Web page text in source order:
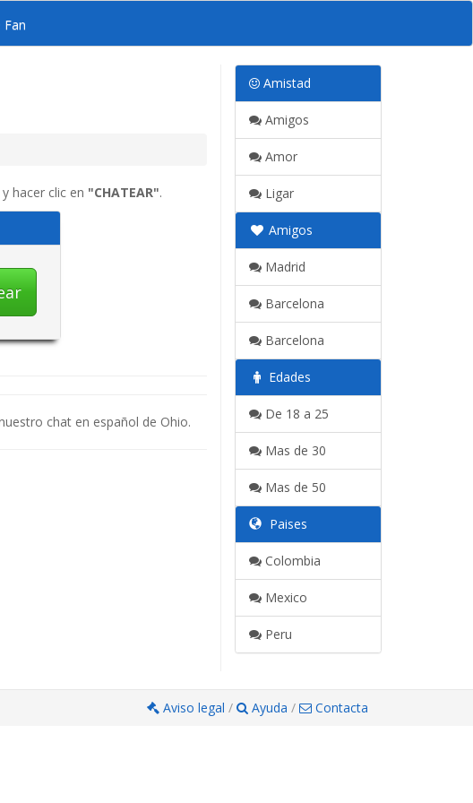
Fan
hacer clic en "CHATEAR".
chat en español de Ohio.
Amistad
Amigos
Amor
Ligar
Amigos
Madrid
Barcelona
Barcelona
Edades
De 18 a 25
Mas de 30
Mas de 50
Paises
Colombia
Mexico
Peru
Aviso legal / Ayuda / Contacta